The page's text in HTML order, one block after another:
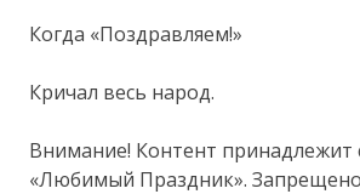
Когда «Поздравляем!»
Кричал весь народ.
Внимание! Контент принадлежит
«Любимый Праздник». Запрещено